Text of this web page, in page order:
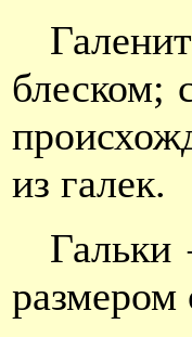
блеском;
из галек.
размером